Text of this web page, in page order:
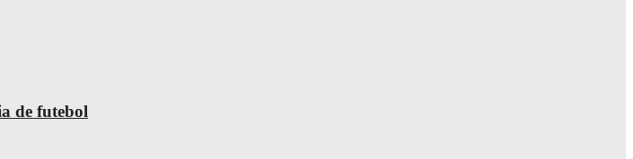
de futebol